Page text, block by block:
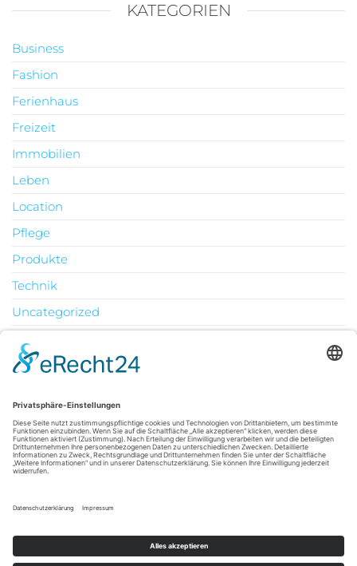
KATEGORIEN
Business
Fashion
Ferienhaus
Freizeit
Immobilien
Leben
Location
Pflege
Produkte
Technik
Uncategorized
M
D
1
2
3
4 5 6 7 8
9
17
18 19
27 28